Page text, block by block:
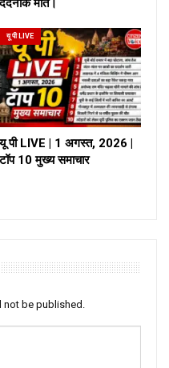
दर्दनाक मौत।
यू पी LIVE
यू पी LIVE | 1 अगस्त, 2026 |
टॉप 10 मुख्य समाचार
be published.